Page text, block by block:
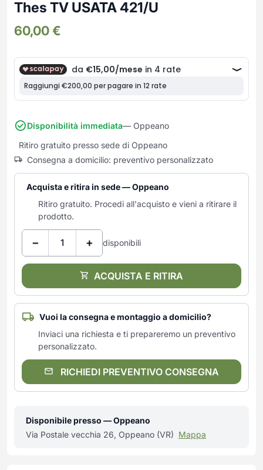
Frullatori
Macchine caffe e capsule
Robot Da Cucina
Sbattitori
Spremiagrumi e Centrifughe
Tostapane
Tritacarne
Tritaverdure elettrici
Utensili da cucina
Yogurtiere
Lampade da parete
Lampade da tavolo
Mobili Ingresso
Scarpiere
SOGGIORNO
Complementi Soggiorno
Sedie e Sgabelli
Soggiorni e Pareti
Tavoli e Tavolini
UFFICIO
Banconi Reception
Mobili per ufficio
Moduli per ufficio
Poltrone Barber Shop
Thes TV USATA 421/U
60,00€
Disponibilità immediata— Oppeano
Ritiro gratuito presso sede di Oppeano
Consegna a domicilio: preventivo personalizzato
Acquista e ritira in sede — Oppeano
Ritiro gratuito. Procedi all'acquisto e vieni a ritirare il
prodotto.
− + disponibili
ACQUISTA E RITIRA
Vuoi la consegna e montaggio a domicilio?
Inviaci una richiesta e ti prepareremo un preventivo
personalizzato.
RICHIEDI PREVENTIVO CONSEGNA
Disponibile presso — Oppeano
Via Postale vecchia 26, Oppeano (VR) Mappa